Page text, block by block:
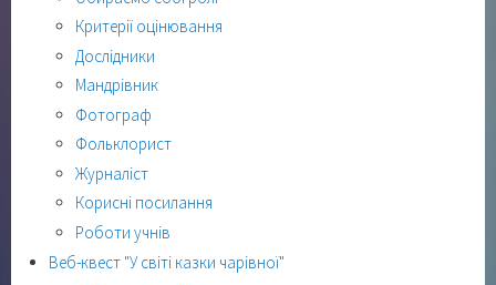
Критерії оцінювання
Дослідники
Мандрівник
Фотограф
Фольклорист
Журналіст
Корисні посилання
Роботи учнів
Веб-квест "У світі казки чарівної"